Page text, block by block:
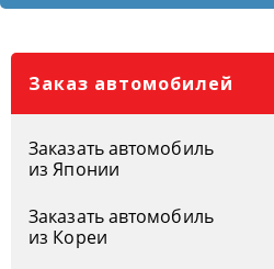
Заказ автомобилей
Заказать автомобиль
из Японии
Заказать автомобиль
из Кореи